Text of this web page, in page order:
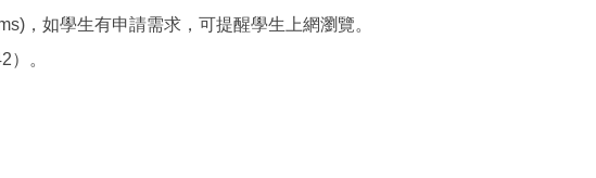
如學生有申請需求，可提醒學生上網瀏覽。
。